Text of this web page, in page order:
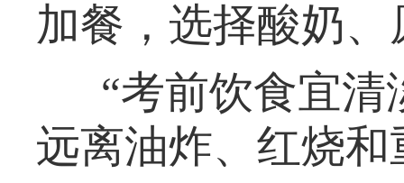
加餐，选择酸奶
“考前饮食宜
远离油炸、红烧